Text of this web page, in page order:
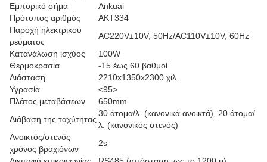
Εμπορικό σήμα
Ankuai
Πρότυπος αριθμός
AKT334
Παροχή ηλεκτρικού
ρεύματος
AC220V±10V, 50Hz/AC110V±10V, 60Hz
Κατανάλωση ισχύος
100W
Θερμοκρασία
-15 έως 60 βαθμοί
Διάσταση
2210x1350x2300 χιλ.
Υγρασία
<95>
Πλάτος μεταβάσεων
650mm
Διάβαση της ταχύτητας
30 άτομα/λ. (κανονικά ανοικτά), 20 άτομα/
λ. (κανονικός στενός)
Ανοικτός/στενός
χρόνος βραχιόνων
2s